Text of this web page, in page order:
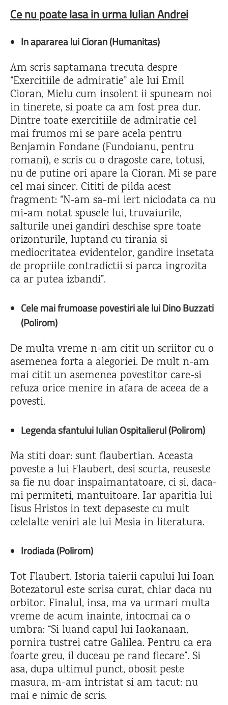
Ce nu poate lasa in urma Iulian Andrei
In apararea lui Cioran (Humanitas)
Am scris saptamana trecuta despre
“Exercitiile de admiratie” ale lui Emil
Cioran, Mielu cum insolent ii spuneam noi
in tinerete, si poate ca am fost prea dur.
Dintre toate exercitiile de admiratie cel
mai frumos mi se pare acela pentru
Benjamin Fondane (Fundoianu, pentru
romani), e scris cu o dragoste care, totusi,
nu de putine ori apare la Cioran. Mi se pare
cel mai sincer. Cititi de pilda acest
fragment: “N-am sa-mi iert niciodata ca nu
mi-am notat spusele lui, truvaiurile,
salturile unei gandiri deschise spre toate
orizonturile, luptand cu tirania si
mediocritatea evidentelor, gandire insetata
de propriile contradictii si parca ingrozita
ca ar putea izbandi”.
Cele mai frumoase povestiri ale lui Dino Buzzati
(Polirom)
De multa vreme n-am citit un scriitor cu o
asemenea forta a alegoriei. De mult n-am
mai citit un asemenea povestitor care-si
refuza orice menire in afara de aceea de a
povesti.
Legenda sfantului Iulian Ospitalierul (Polirom)
Ma stiti doar: sunt flaubertian. Aceasta
poveste a lui Flaubert, desi scurta, reuseste
sa fie nu doar inspaimantatoare, ci si, daca-
mi permiteti, mantuitoare. Iar aparitia lui
Iisus Hristos in text depaseste cu mult
celelalte veniri ale lui Mesia in literatura.
Irodiada (Polirom)
Tot Flaubert. Istoria taierii capului lui Ioan
Botezatorul este scrisa curat, chiar daca nu
orbitor. Finalul, insa, ma va urmari multa
vreme de acum inainte, intocmai ca o
umbra: “Si luand capul lui Iaokanaan,
pornira tustrei catre Galilea. Pentru ca era
foarte greu, il duceau pe rand fiecare”. Si
asa, dupa ultimul punct, obosit peste
masura, m-am intristat si am tacut: nu
mai e nimic de scris.